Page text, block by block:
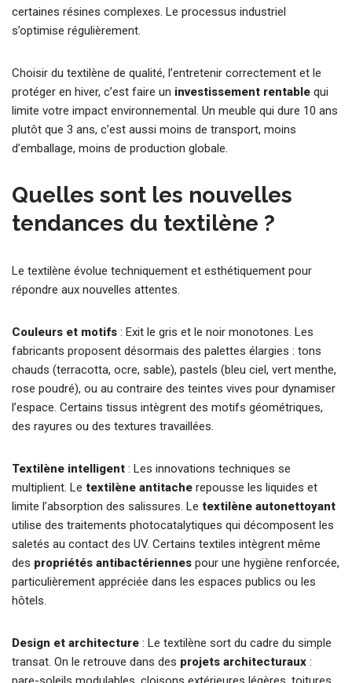
certaines résines complexes. Le processus industriel
s’optimise régulièrement.
Choisir du textilène de qualité, l’entretenir correctement et le
protéger en hiver, c’est faire un investissement rentable qui
limite votre impact environnemental. Un meuble qui dure 10 ans
plutôt que 3 ans, c’est aussi moins de transport, moins
d’emballage, moins de production globale.
Quelles sont les nouvelles
tendances du textilène ?
Le textilène évolue techniquement et esthétiquement pour
répondre aux nouvelles attentes.
Couleurs et motifs : Exit le gris et le noir monotones. Les
fabricants proposent désormais des palettes élargies : tons
chauds (terracotta, ocre, sable), pastels (bleu ciel, vert menthe,
rose poudré), ou au contraire des teintes vives pour dynamiser
l’espace. Certains tissus intègrent des motifs géométriques,
des rayures ou des textures travaillées.
Textilène intelligent : Les innovations techniques se
multiplient. Le textilène antitache repousse les liquides et
limite l’absorption des salissures. Le textilène autonettoyant
utilise des traitements photocatalytiques qui décomposent les
saletés au contact des UV. Certains textiles intègrent même
des propriétés antibactériennes pour une hygiène renforcée,
particulièrement appréciée dans les espaces publics ou les
hôtels.
Design et architecture : Le textilène sort du cadre du simple
transat. On le retrouve dans des projets architecturaux :